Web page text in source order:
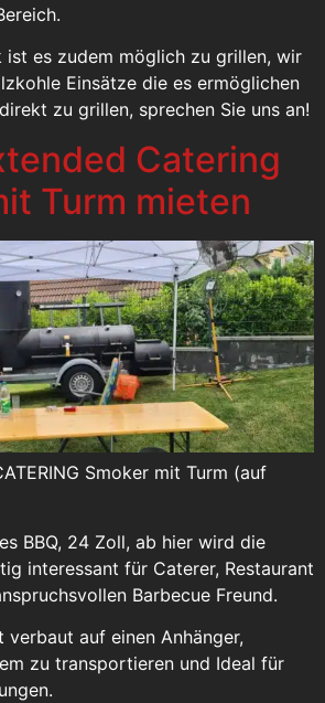
ist es zudem möglich zu grillen, wir
Einsätze die es ermöglichen
zu grillen, sprechen Sie uns an!
Catering
Turm mieten
Smoker mit Turm (auf
BBQ, 24 Zoll, ab hier wird die
interessant für Caterer, Restaurant
Barbecue Freund.
auf einen Anhänger,
zu transportieren und Ideal für